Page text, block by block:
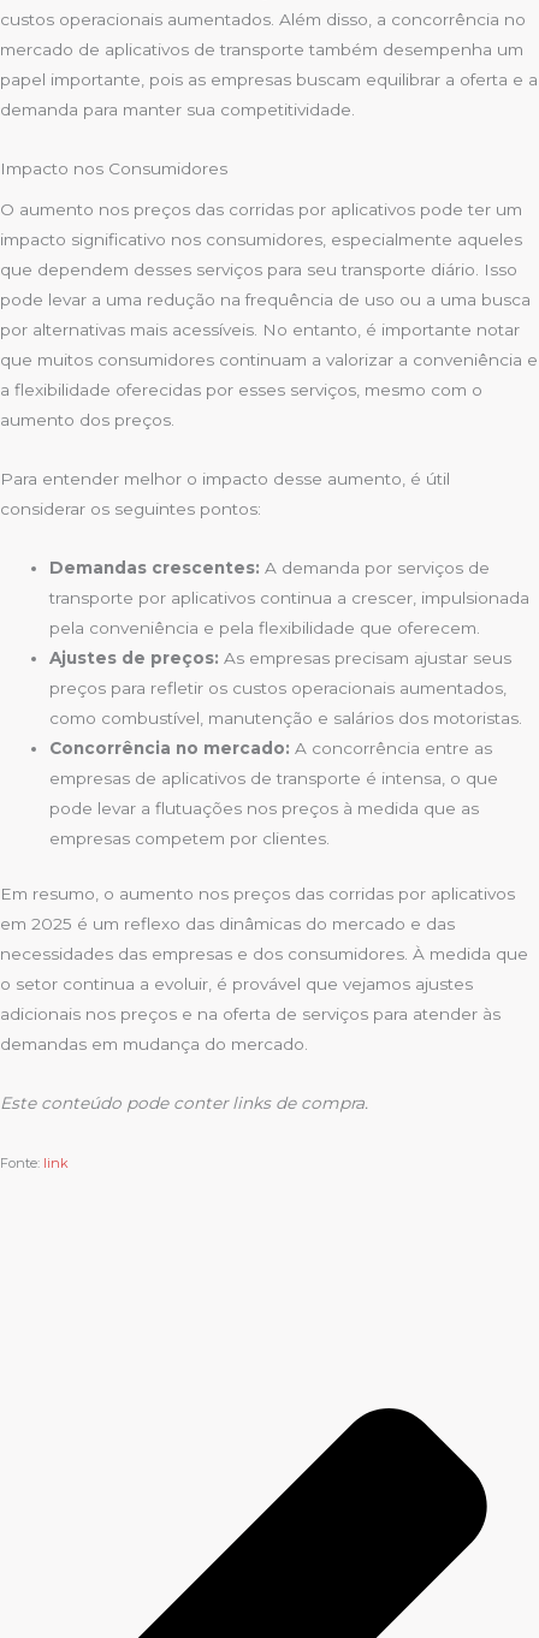
custos operacionais aumentados. Além disso, a concorrência no
mercado de aplicativos de transporte também desempenha um
papel importante, pois as empresas buscam equilibrar a oferta e a
demanda para manter sua competitividade.
Impacto nos Consumidores
O aumento nos preços das corridas por aplicativos pode ter um
impacto significativo nos consumidores, especialmente aqueles
que dependem desses serviços para seu transporte diário. Isso
pode levar a uma redução na frequência de uso ou a uma busca
por alternativas mais acessíveis. No entanto, é importante notar
que muitos consumidores continuam a valorizar a conveniência e
a flexibilidade oferecidas por esses serviços, mesmo com o
aumento dos preços.
Para entender melhor o impacto desse aumento, é útil
considerar os seguintes pontos:
Demandas crescentes: A demanda por serviços de
transporte por aplicativos continua a crescer, impulsionada
pela conveniência e pela flexibilidade que oferecem.
Ajustes de preços: As empresas precisam ajustar seus
preços para refletir os custos operacionais aumentados,
como combustível, manutenção e salários dos motoristas.
Concorrência no mercado: A concorrência entre as
empresas de aplicativos de transporte é intensa, o que
pode levar a flutuações nos preços à medida que as
empresas competem por clientes.
Em resumo, o aumento nos preços das corridas por aplicativos
em 2025 é um reflexo das dinâmicas do mercado e das
necessidades das empresas e dos consumidores. À medida que
o setor continua a evoluir, é provável que vejamos ajustes
adicionais nos preços e na oferta de serviços para atender às
demandas em mudança do mercado.
Este conteúdo pode conter links de compra.
Fonte: link